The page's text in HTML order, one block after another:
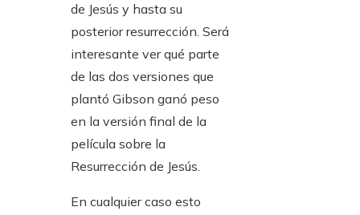
de Jesús y hasta su
posterior resurrección. Será
interesante ver qué parte
de las dos versiones que
plantó Gibson ganó peso
en la versión final de la
película sobre la
Resurrección de Jesús.
En cualquier caso esto